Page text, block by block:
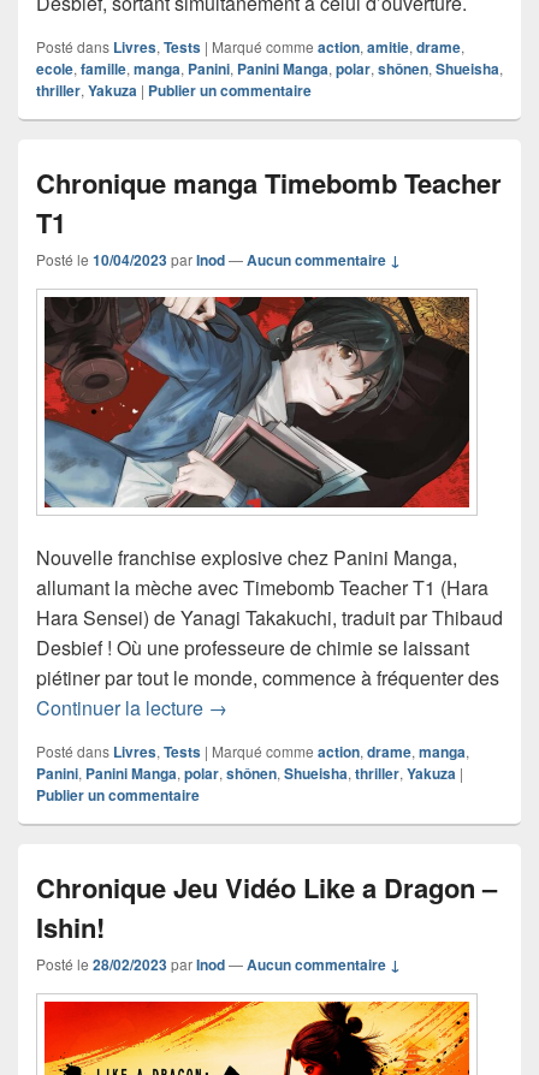
Posté dans Livres, Tests | Marqué comme action, amitie, drame,
ecole, famille, manga, Panini, Panini Manga, polar, shônen, Shueisha,
thriller, Yakuza | Publier un commentaire
Chronique manga Timebomb Teacher
T1
Posté le 10/04/2023parInod—Aucun commentaire ↓
Nouvelle franchise explosive chez Panini Manga,
allumant la mèche avec Timebomb Teacher T1 (Hara
Hara Sensei) de Yanagi Takakuchi, traduit par Thibaud
Desbief ! Où une professeure de chimie se laissant
piétiner par tout le monde, commence à fréquenter des
Continuer la lecture Chronique manga Timebomb Teacher
→
Posté dans Livres, Tests | Marqué comme action, drame, manga,
Panini, Panini Manga, polar, shônen, Shueisha, thriller, Yakuza |
Publier un commentaire
Chronique Jeu Vidéo Like a Dragon –
Ishin!
Posté le 28/02/2023parInod—Aucun commentaire ↓